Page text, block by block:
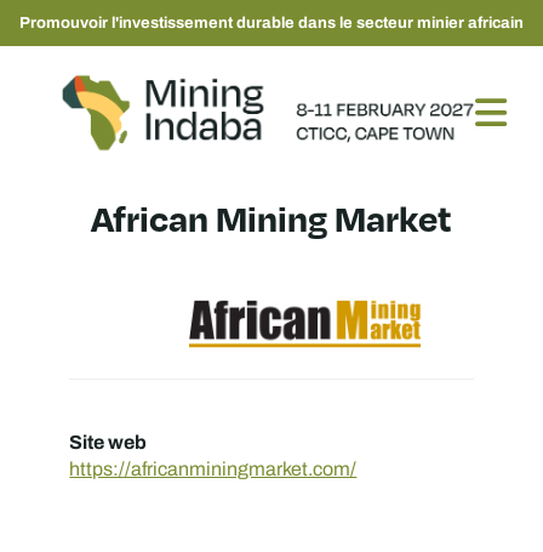
Promouvoir l'investissement durable dans le secteur minier africain
African Mining Market
Site web
https://africanminingmarket.com/